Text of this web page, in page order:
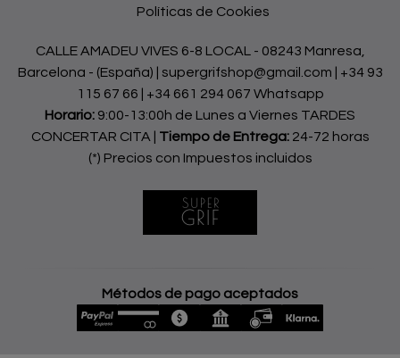
Políticas de Cookies
CALLE AMADEU VIVES 6-8 LOCAL - 08243 Manresa,
Barcelona - (España) | supergrifshop@gmail.com | +34 93
115 67 66
+34 661 294 067 Whatsapp
Horario: 9:00-13:00h de Lunes a Viernes TARDES
CONCERTAR CITA | Tiempo de Entrega: 24-72 horas
(*) Precios con Impuestos incluidos
Métodos de pago aceptados